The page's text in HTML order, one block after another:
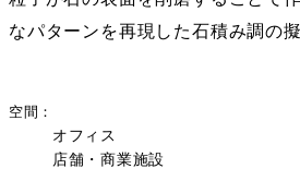
なパターンを再現した石積み調の
空間
オフィス
店舗・商業施設